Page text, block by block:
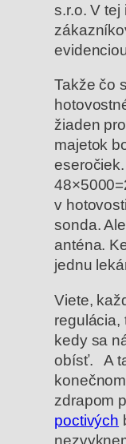
s.r.o. V tej
Takže čo
žiaden
majetok
v
sonda.
anténa.
jednu
Viete,
regulácia,
kedy sa
obísť. A
zdrapom
poctivých